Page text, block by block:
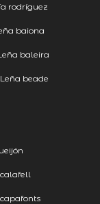
rodríguez
baiona
baleira
Leña beade